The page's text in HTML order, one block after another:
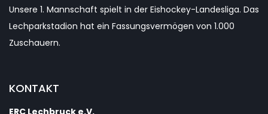
Unsere 1. Mannschaft spielt in der Eishockey-Landesliga. Das
Lechparkstadion hat ein Fassungsvermögen von 1.000
Zuschauern.
KONTAKT